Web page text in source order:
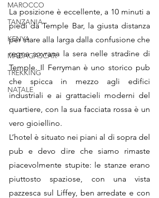
MAROCCO
TANZANIA
KENYA
MADAGASCAR
TREKKING
NATALE
La posizione è eccellente, a 10 minuti a
piedi da Temple Bar, la giusta distanza
per stare alla larga dalla confusione che
regna sovrana la sera nelle stradine di
Temple. Il Ferryman è uno storico pub
che spicca in mezzo agli edifici
industriali e ai grattacieli moderni del
quartiere, con la sua facciata rossa è un
vero gioiellino.
L’hotel è situato nei piani al di sopra del
pub e devo dire che siamo rimaste
piacevolmente stupite: le stanze erano
piuttosto spaziose, con una vista
pazzesca sul Liffey, ben arredate e con